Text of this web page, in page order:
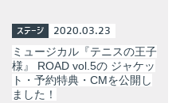
ステージ 2020.03.23
ミュージカル『テニスの王子
様』 ROAD vol.5の ジャケッ
ト・予約特典・CMを公開し
ました！